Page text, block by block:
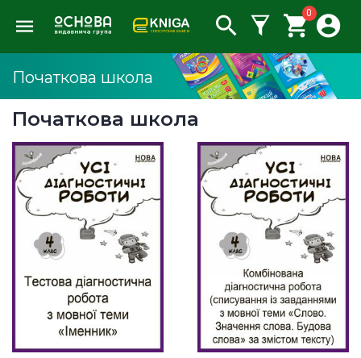
0
Початкова школа
Початкова школа